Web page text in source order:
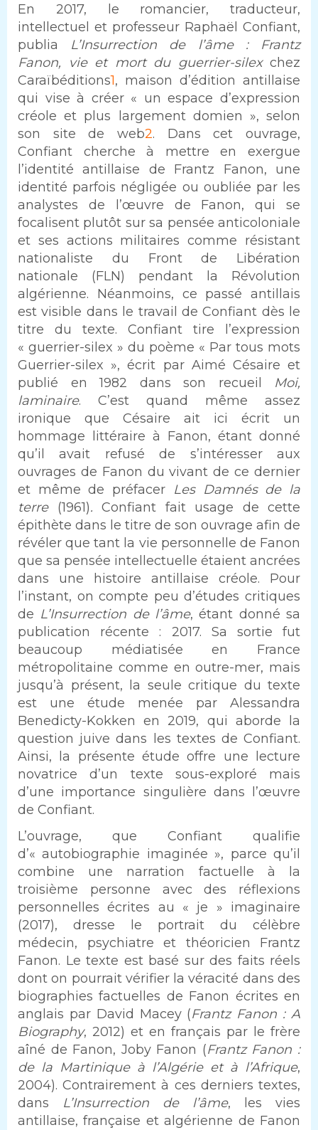
En 2017, le romancier, traducteur,
intellectuel et professeur Raphaël Confiant,
publia L’Insurrection de l’âme : Frantz
Fanon, vie et mort du guerrier-silexchez
Caraïbéditions1, maison d’édition antillaise
qui vise à créer « un espace d’expression
créole et plus largement domien », selon
son site de web2. Dans cet ouvrage,
Confiant cherche à mettre en exergue
l’identité antillaise de Frantz Fanon, une
identité parfois négligée ou oubliée par les
analystes de l’œuvre de Fanon, qui se
focalisent plutôt sur sa pensée anticoloniale
et ses actions militaires comme résistant
nationaliste du Front de Libération
nationale (FLN) pendant la Révolution
algérienne. Néanmoins, ce passé antillais
est visible dans le travail de Confiant dès le
titre du texte. Confiant tire l’expression
« guerrier-silex » du poème « Par tous mots
Guerrier-silex », écrit par Aimé Césaire et
publié en 1982 dans son recueil Moi,
laminaire. C’est quand même assez
ironique que Césaire ait ici écrit un
hommage littéraire à Fanon, étant donné
qu’il avait refusé de s’intéresser aux
ouvrages de Fanon du vivant de ce dernier
et même de préfacer Les Damnés de la
terre (1961). Confiant fait usage de cette
épithète dans le titre de son ouvrage afin de
révéler que tant la vie personnelle de Fanon
que sa pensée intellectuelle étaient ancrées
dans une histoire antillaise créole. Pour
l’instant, on compte peu d’études critiques
de L’Insurrection de l’âme, étant donné sa
publication récente : 2017. Sa sortie fut
beaucoup médiatisée en France
métropolitaine comme en outre-mer, mais
jusqu’à présent, la seule critique du texte
est une étude menée par Alessandra
Benedicty-Kokken en 2019, qui aborde la
question juive dans les textes de Confiant.
Ainsi, la présente étude offre une lecture
novatrice d’un texte sous-exploré mais
d’une importance singulière dans l’œuvre
de Confiant.
L’ouvrage, que Confiant qualifie
d’« autobiographie imaginée », parce qu’il
combine une narration factuelle à la
troisième personne avec des réflexions
personnelles écrites au « je » imaginaire
(2017), dresse le portrait du célèbre
médecin, psychiatre et théoricien Frantz
Fanon. Le texte est basé sur des faits réels
dont on pourrait vérifier la véracité dans des
biographies factuelles de Fanon écrites en
anglais par David Macey (Frantz Fanon : A
Biography, 2012) et en français par le frère
aîné de Fanon, Joby Fanon (Frantz Fanon :
de la Martinique à l’Algérie et à l’Afrique,
2004). Contrairement à ces derniers textes,
dans L’Insurrection de l’âme, les vies
antillaise, française et algérienne de Fanon